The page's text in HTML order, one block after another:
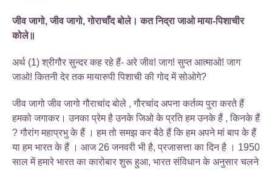
जीव जागो, जीव जागो, गोराचाँद बोले। कत निद्रा जाओ माया-पिशाचीर
कोले॥
अर्थ (1) श्रीगौर सुन्दर कह रहे हैं- अरे जीव! जाग! सुप्त आत्माओ! जाग
जाओ! कितनी देर तक मायारुपी पिशाची की गोद में सोओगे?
जीव जागो जीव जागो गौराचांद बोले , गौरचांद अपना कर्तव्य पुरा करते हैं
हमको जगाकर। उनका प्रेम है उनके जिओ के प्रति हम उनके हैं , किनके हैं
? गौरांग महाप्रभु के हैं । हम तो समझ कर बैठे हैं कि हम अपने मां बाप के हैं
या हम भारत के हैं । आज 26 जनवरी भी है, प्रजासत्ता का दिन है । 1950
साल में हमारे भारत का कारोबार शुरू हुआ, भारत संविधान के अनुसार चलने